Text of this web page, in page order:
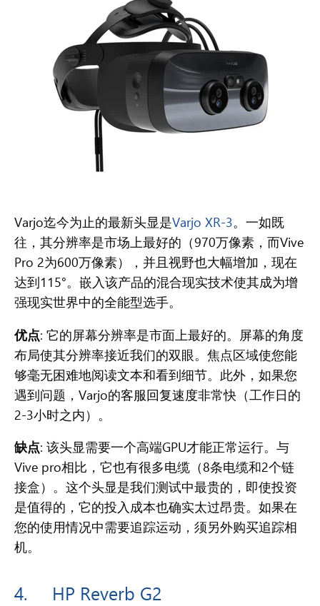
Varjo迄今为止的最新头显是Varjo XR-3。一如既
往，其分辨率是市场上最好的（970万像素，而Vive
Pro 2为600万像素），并且视野也大幅增加，现在
达到115°。嵌入该产品的混合现实技术使其成为增
强现实世界中的全能型选手。
优点: 它的屏幕分辨率是市面上最好的。屏幕的角度
布局使其分辨率接近我们的双眼。焦点区域使您能
够毫无困难地阅读文本和看到细节。此外，如果您
遇到问题，Varjo的客服回复速度非常快（工作日的
2-3小时之内）。
缺点: 该头显需要一个高端GPU才能正常运行。与
Vive pro相比，它也有很多电缆（8条电缆和2个链
接盒）。这个头显是我们测试中最贵的，即使投资
是值得的，它的投入成本也确实太过昂贵。如果在
您的使用情况中需要追踪运动，须另外购买追踪相
机。
4. HP Reverb G2